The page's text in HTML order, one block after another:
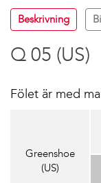
Beskrivning
Q 05 (US)
Fölet är med
Greenshoe
(US)